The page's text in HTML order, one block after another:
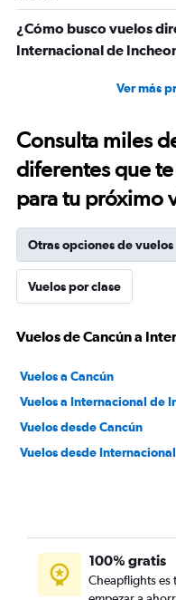
¿Cómo busco vuelos
Internacional de
Ver más
Consulta miles
diferentes que
para tu próximo
Otras opciones de vuelos
Vuelos por clase
Vuelos de Cancún a
Vuelos a Cancún
Vuelos a Internacional de
Vuelos desde Cancún
Vuelos desde
100% gratis
Cheapflights es